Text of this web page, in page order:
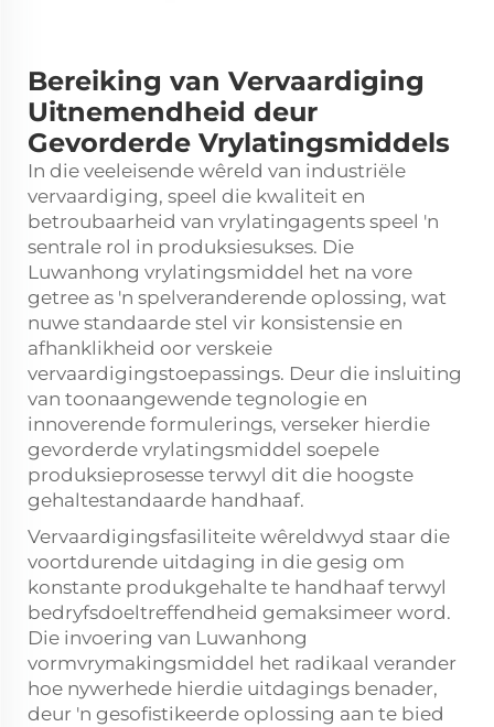
Bereiking van Vervaardiging
Uitnemendheid deur
Gevorderde Vrylatingsmiddels
In die veeleisende wêreld van industriële
vervaardiging, speel die kwaliteit en
betroubaarheid van vrylatingagents speel 'n
sentrale rol in produksiesukses. Die
Luwanhong vrylatingsmiddel het na vore
getree as 'n spelveranderende oplossing, wat
nuwe standaarde stel vir konsistensie en
afhanklikheid oor verskeie
vervaardigingstoepassings. Deur die insluiting
van toonaangewende tegnologie en
innoverende formulerings, verseker hierdie
gevorderde vrylatingsmiddel soepele
produksieprosesse terwyl dit die hoogste
gehaltestandaarde handhaaf.
Vervaardigingsfasiliteite wêreldwyd staar die
voortdurende uitdaging in die gesig om
konstante produkgehalte te handhaaf terwyl
bedryfsdoeltreffendheid gemaksimeer word.
Die invoering van Luwanhong
vormvrymakingsmiddel het radikaal verander
hoe nywerhede hierdie uitdagings benader,
deur 'n gesofistikeerde oplossing aan te bied